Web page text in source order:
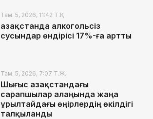
Там. 5, 2026, 11:42 Т.Қ.
Қазақстанда алкогольсіз
сусындар өндірісі 17%-ға артты
Там. 5, 2026, 7:07 Т.Ж.
Шығыс Қазақстандағы
сарапшылар алаңында жаңа
Құрылтайдағы өңірлердің өкілдігі
талқыланды